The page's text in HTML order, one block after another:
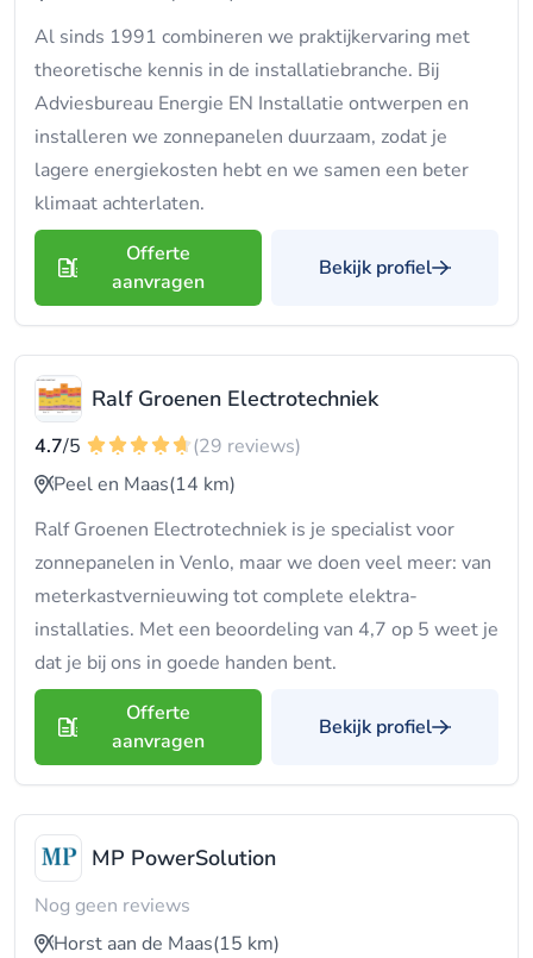
Al sinds 1991 combineren we praktijkervaring met
theoretische kennis in de installatiebranche. Bij
Adviesbureau Energie EN Installatie ontwerpen en
installeren we zonnepanelen duurzaam, zodat je
lagere energiekosten hebt en we samen een beter
klimaat achterlaten.
Offerte
aanvragen
Bekijk profiel
Ralf Groenen Electrotechniek
4.7/5
(29 reviews)
Peel en Maas(14 km)
Ralf Groenen Electrotechniek is je specialist voor
zonnepanelen in Venlo, maar we doen veel meer: van
meterkastvernieuwing tot complete elektra-
installaties. Met een beoordeling van 4,7 op 5 weet je
dat je bij ons in goede handen bent.
Offerte
aanvragen
Bekijk profiel
MP PowerSolution
Nog geen reviews
Horst aan de Maas(15 km)